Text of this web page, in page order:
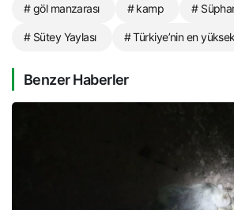
# göl manzarası # kamp #
# Sütey Yaylası # Türkiye’nin en
Benzer Haberler